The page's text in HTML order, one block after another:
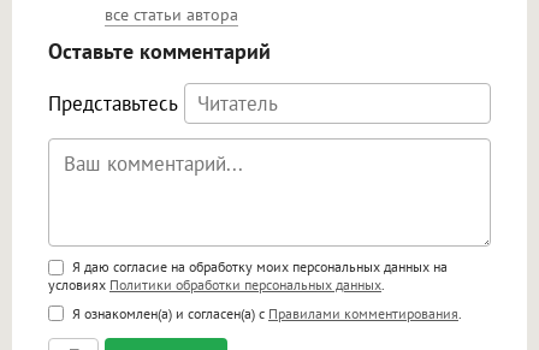
все статьи автора
Оставьте комментарий
Представьтесь
Поддержка HTML
<b>, <strong>, <u>, <i>, <em>, <s>, <big>,
<small>, <sup>, <sub>, <pre>, <ul>, <ol>, <li>,
Я даю согласие на обработку моих персональных данных на
условиях Политики обработки персональных данных
Я ознакомлен(а) и согласен(а) с Правилами комментирования